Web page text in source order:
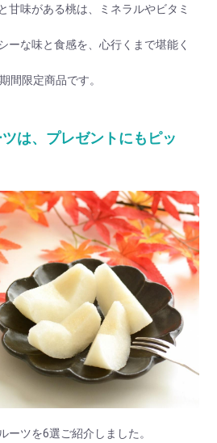
甘味がある桃は、ミネラルやビタミ
ーな味と食感を、心行くまで堪能く
間限定商品です。
は、プレゼントにもピッ
ーツを6選ご紹介しました。